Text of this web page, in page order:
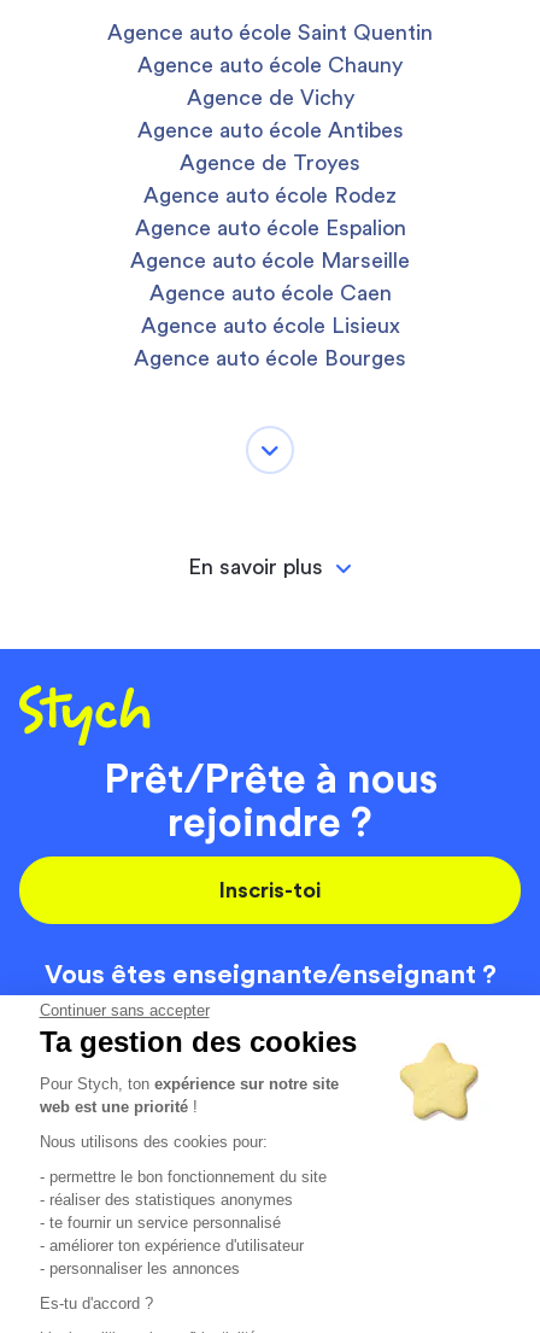
Continuer sans accepter
Ta gestion des cookies
Pour Stych, tonexpérience sur notre site
web est une priorité !
Nous utilisons des cookies pour:
- permettre le bon fonctionnement du site
- réaliser des statistiques anonymes
- te fournir un service personnalisé
- améliorer ton expérience d'utilisateur
- personnaliser les annonces
Es-tu d'accord ?
Agence auto école Saint Quentin
Agence auto école Chauny
Agence de Vichy
Agence auto école Antibes
Agence de Troyes
Agence auto école Rodez
Agence auto école Espalion
Agence auto école Marseille
Agence auto école Caen
Agence auto école Lisieux
Agence auto école Bourges
En savoir plus
Prêt/Prête à nous
rejoindre ?
Inscris-toi
Vous êtes enseignante/enseignant ?
On recrute
Code de la route
Localisation
Contact
Tous les avis clients4.6/5 (51125 avis publiés)
Comment sont calculés nos taux de réussite ?